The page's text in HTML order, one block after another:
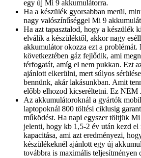
egy új Mi 9 akkumulátorra.
Ha a készülék gyorsabban merül,
nagy valószínűséggel Mi 9
Ha azt tapasztalod, hogy a készülék
elválik a készüléktől, akkor nagy
akkumulátor okozza ezt a
következtében gáz fejlődik, ami
térfogatát, amíg el nem pukkan. Ezt
ajánlott elkerülni, mert súlyos
bennünk, akár lakásunkban. Amit
előbb elhozod kicseréltetni. Ez
Az akkumulátoroknál a gyártók
laptopoknál 800 töltési ciklusig
működést. Ha napi egyszer töltjük
jelenti, hogy kb 1,5-2 év után kezd el
kapacitása, ami azt eredményezi,
készülékeknél ajánlott egy új
továbbra is maximális teljesítményen